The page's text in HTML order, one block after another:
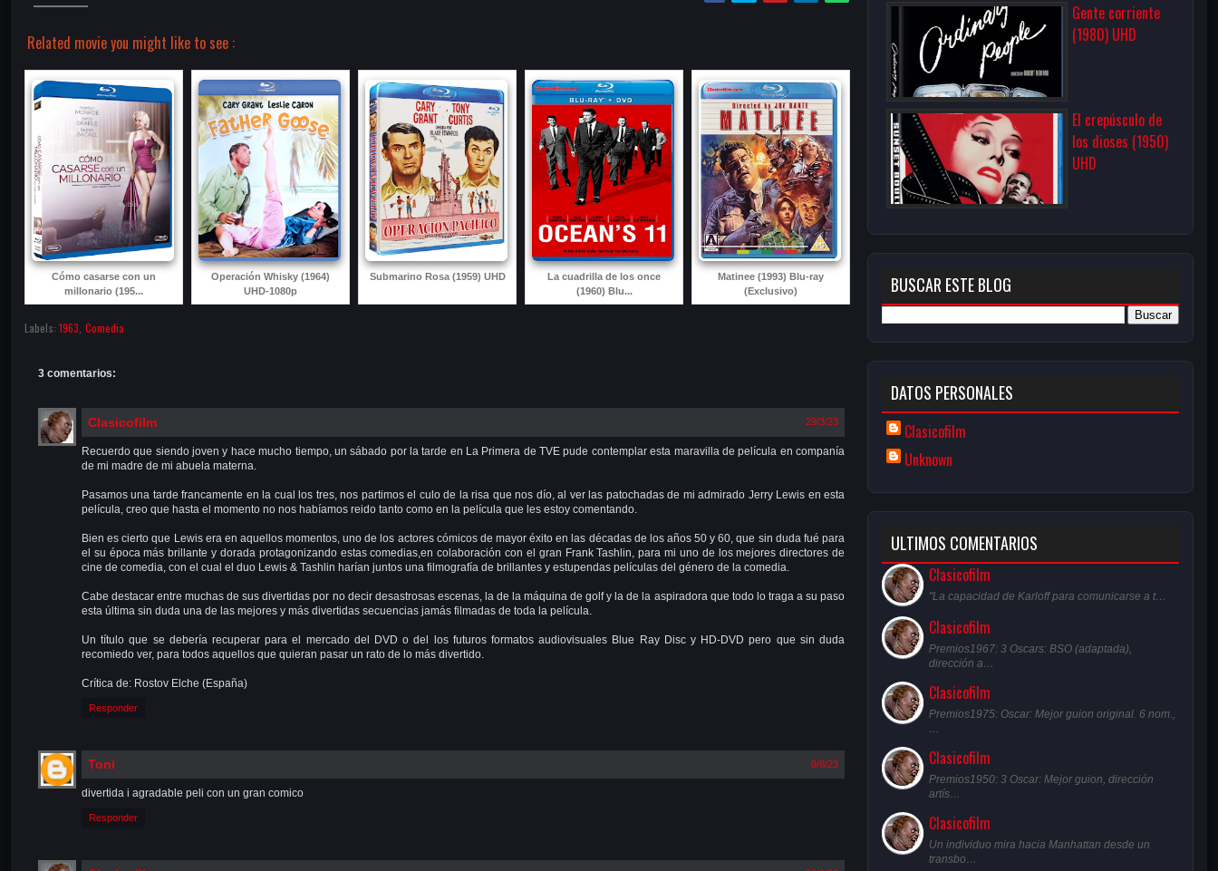
Related movie you might like to see :
Cómo casarse con un
millonario (195...
Operación Whisky (1964)
UHD-1080p
Submarino Rosa (1959) UHD
La cuadrilla de los once
(1960) Blu...
Matinee (1993) Blu-ray
(Exclusivo)
Labels: 1963 Comedia
3 comentarios:
Clasicofilm 29/3/23
Recuerdo que siendo joven y hace mucho tiempo, un sábado por la tarde en La Primera de TVE pude contemplar esta maravilla de película en companía
de mi madre de mi abuela materna.
Pasamos una tarde francamente en la cual los tres, nos partimos el culo de la risa que nos dío, al ver las patochadas de mi admirado Jerry Lewis en esta
película, creo que hasta el momento no nos habíamos reido tanto como en la película que les estoy comentando.
Bien es cierto que Lewis era en aquellos momentos, uno de los actores cómicos de mayor éxito en las décadas de los años 50 y 60, que sin duda fué para
el su época más brillante y dorada protagonizando estas comedias,en colaboración con el gran Frank Tashlin, para mi uno de los mejores directores de
cine de comedia, con el cual el duo Lewis & Tashlin harían juntos una filmografía de brillantes y estupendas películas del género de la comedia.
Cabe destacar entre muchas de sus divertidas por no decir desastrosas escenas, la de la máquina de golf y la de la aspiradora que todo lo traga a su paso
esta última sin duda una de las mejores y más divertidas secuencias jamás filmadas de toda la película.
Un título que se debería recuperar para el mercado del DVD o del los futuros formatos audiovisuales Blue Ray Disc y HD-DVD pero que sin duda
recomiedo ver, para todos aquellos que quieran pasar un rato de lo más divertido.
Crítica de: Rostov Elche (España)
Responder
Toni 9/8/23
divertida i agradable peli con un gran comico
Responder
Gente corriente
(1980) UHD
El crepúsculo de
los dioses (1950)
UHD
BUSCAR ESTE BLOG
DATOS PERSONALES
Clasicofilm
Unknown
ULTIMOS COMENTARIOS
Clasicofilm
"La capacidad de Karloff para comunicarse a t…
Clasicofilm
Premios1967: 3 Oscars: BSO (adaptada),
dirección a…
Clasicofilm
Premios1975: Oscar: Mejor guion original. 6 nom.,
Clasicofilm
Premios1950: 3 Oscar: Mejor guion, dirección
artís…
Clasicofilm
Un individuo mira hacia Manhattan desde un
transbo…